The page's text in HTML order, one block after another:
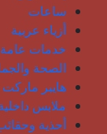
ساعات
أزياء عربية
خدمات عامة
الصحة
هايبر ماركت
ملابس
أحذية